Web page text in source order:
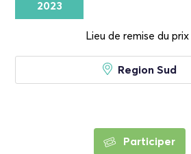
2023
Lieu de remise du prix
Region Sud
Participer